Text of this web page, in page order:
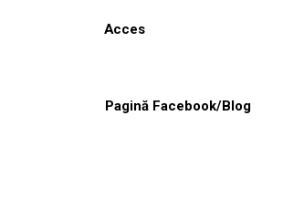
Acces
Pagină Facebook/Blog